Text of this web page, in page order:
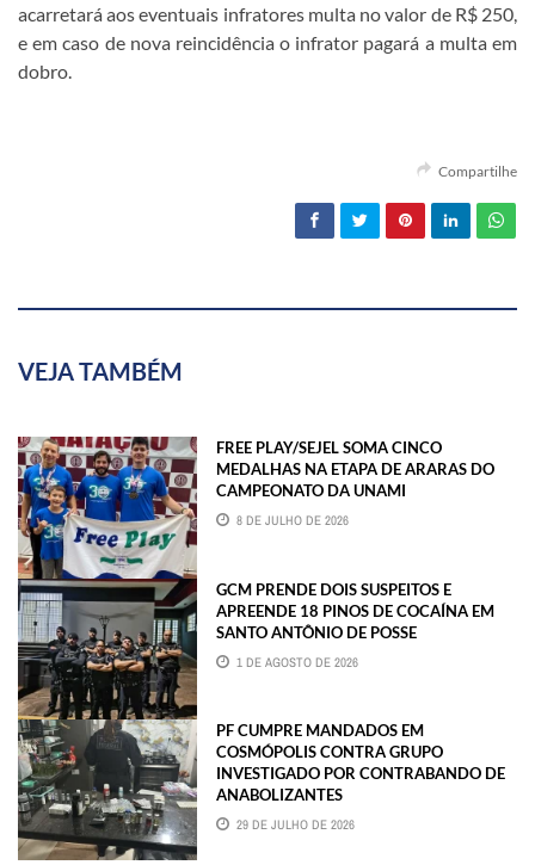
acarretará aos eventuais infratores multa no valor de R$ 250,
e em caso de nova reincidência o infrator pagará a multa em
dobro.
Compartilhe
VEJA TAMBÉM
FREE PLAY/SEJEL SOMA CINCO
MEDALHAS NA ETAPA DE ARARAS DO
CAMPEONATO DA UNAMI
8 DE JULHO DE 2026
GCM PRENDE DOIS SUSPEITOS E
APREENDE 18 PINOS DE COCAÍNA EM
SANTO ANTÔNIO DE POSSE
1 DE AGOSTO DE 2026
PF CUMPRE MANDADOS EM
COSMÓPOLIS CONTRA GRUPO
INVESTIGADO POR CONTRABANDO DE
ANABOLIZANTES
29 DE JULHO DE 2026